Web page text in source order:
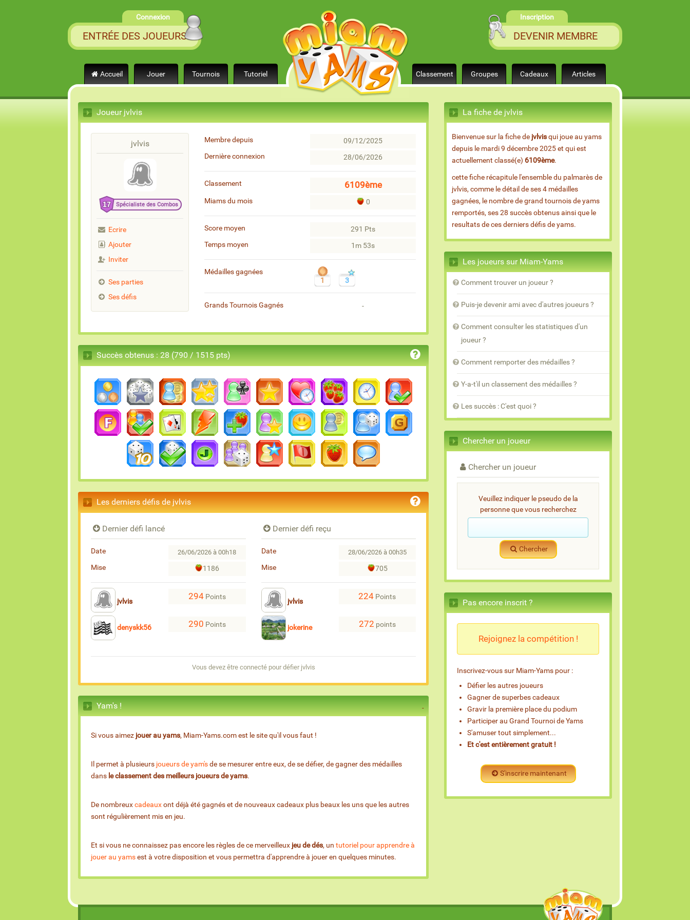
Connexion
ENTRÉE DES JOUEURS
Inscription
DEVENIR MEMBRE
Accueil Jouer Tournois Tutoriel Classement Groupes Cadeaux Articles
Joueur jvlvis
jvlvis
17 Spécialiste des Combos
Ecrire
Ajouter
Inviter
Ses parties
Ses défis
Membre depuis
09/12/2025
Dernière connexion
28/06/2026
Classement 6109ème
Miams du mois 0
Score moyen
291 Pts
Temps moyen
1m 53s
Médailles gagnées
1
3
Grands Tournois Gagnés -
Succès obtenus : 28 (790 / 1515 pts)
Les derniers défis de jvlvis
Dernier défi lancé
Date 26/06/2026 à 00h18
Mise 1186
jvlvis
294Points
denyskk56 290 Points
Dernier défi reçu
Date 28/06/2026 à 00h35
Mise 705
jvlvis
224 Points
jokerine 272 points
Vous devez être connecté pour défier jvlvis
Yam's !
Si vous aimez jouer au yams, Miam-Yams.com est le site qu'il vous faut !
Il permet à plusieurs joueurs de yam'sde se mesurer entre eux, de se défier, de gagner des médailles
dans le classement des meilleurs joueurs de yams.
De nombreuxcadeauxont déjà été gagnés et de nouveaux cadeaux plus beaux les uns que les autres
sont régulièrement mis en jeu.
Et si vous ne connaissez pas encore les règles de ce merveilleux jeu de dés, un tutoriel pour apprendre à
jouer au yamsest à votre disposition et vous permettra d'apprendre à jouer en quelques minutes.
La fiche de jvlvis
Bienvenue sur la fiche de jvlvisqui joue au yams
depuis le mardi 9 décembre 2025 et qui est
actuellement classé(e) 6109ème.
cette fiche récapitule l'ensemble du palmarès de
jvlvis, comme le détail de ses 4 médailles
gagnées, le nombre de grand tournois de yams
remportés, ses 28 succès obtenus ainsi que le
resultats de ces derniers défis de yams.
Les joueurs sur Miam-Yams
Comment trouver un joueur ?
Puis-je devenir ami avec d'autres joueurs ?
Comment consulter les statistiques d'un
joueur ?
Comment remporter des médailles ?
Y-a-t'il un classement des médailles ?
Les succès : C'est quoi ?
Chercher un joueur
Chercher un joueur
Veuillez indiquer le pseudo de la
personne que vous recherchez
Chercher
Pas encore inscrit ?
Rejoignez la compétition !
Inscrivez-vous sur Miam-Yams pour :
Défier les autres joueurs
Gagner de superbes cadeaux
Gravir la première place du podium
Participer au Grand Tournoi de Yams
S'amuser tout simplement...
Et c'est entièrement gratuit !
S'inscrire maintenant